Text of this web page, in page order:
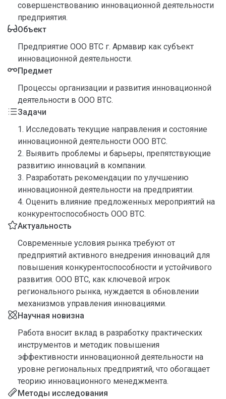
совершенствованию инновационной деятельности
предприятия.
Объект
Предприятие ООО ВТС г. Армавир как субъект
инновационной деятельности.
Предмет
Процессы организации и развития инновационной
деятельности в ООО ВТС.
Задачи
1. Исследовать текущие направления и состояние
инновационной деятельности ООО ВТС.
2. Выявить проблемы и барьеры, препятствующие
развитию инноваций в компании.
3. Разработать рекомендации по улучшению
инновационной деятельности на предприятии.
4. Оценить влияние предложенных мероприятий на
конкурентоспособность ООО ВТС.
Актуальность
Современные условия рынка требуют от
предприятий активного внедрения инноваций для
повышения конкурентоспособности и устойчивого
развития. ООО ВТС, как ключевой игрок
регионального рынка, нуждается в обновлении
механизмов управления инновациями.
Научная новизна
Работа вносит вклад в разработку практических
инструментов и методик повышения
эффективности инновационной деятельности на
уровне региональных предприятий, что обогащает
теорию инновационного менеджмента.
Методы исследования